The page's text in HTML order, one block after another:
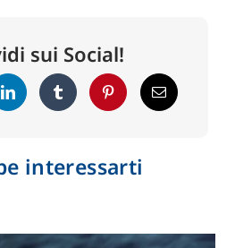
sui Social!
interessarti